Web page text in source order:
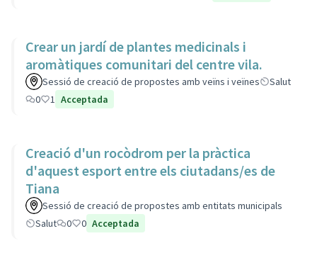
Crear un jardí de plantes medicinals i
aromàtiques comunitari del centre vila.
Sessió de creació de propostes amb veïns i veïnes
Salut
0
1 Acceptada
Creació d'un rocòdrom per la pràctica
d'aquest esport entre els ciutadans/es de
Tiana
Sessió de creació de propostes amb entitats municipals
Salut
0 0 Acceptada